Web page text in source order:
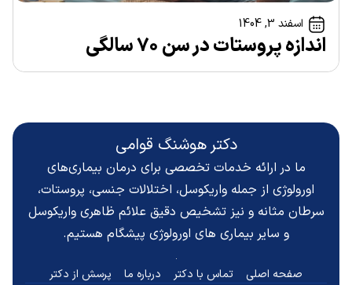
اسفند 3, 1404
اندازه پروستات در سن ۷۰ سالگی
دکتر هوشنگ قوامی
ما در ارائه خدمات تخصصی برای درمان بیماری‌های
اورولوژی از جمله واریکوسل، اختلالات جنسی، پروستات،
سرطان مثانه و نیز تشخیص دقیقعلائم ظاهری واریکوسل
و سایر بیماری های اورولوژی پیشگام هستیم.
صفحه اصلی تماس با دکتر درباره ما پرسش از دکتر